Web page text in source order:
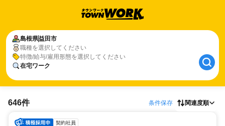
島根県益田市
職種を選択してください
特徴/給与/雇用形態を選択してください
在宅ワーク
646件 条件保存 関連度順
契約社員